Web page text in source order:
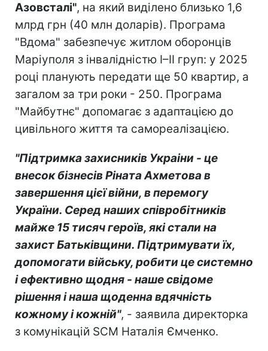
Азовсталі", на який виділено близько 1,6
млрд грн (40 млн доларів). Програма
"Вдома" забезпечує житлом оборонців
Маріуполя з інвалідністю I–II груп: у 2025
році планують передати ще 50 квартир, а
загалом за три роки - 250. Програма
"Майбутнє" допомагає з адаптацією до
цивільного життя та самореалізацією.
"Підтримка захисників Украіни - це
внесок бізнесів Ріната Ахметова в
завершення цієї війни, в перемогу
України. Серед наших співробітників
майже 15 тисяч героїв, які стали на
захист Батьківщини. Підтримувати їх,
допомогати війську, робити це системно
і ефективно щодня - наше свідоме
рішення і наша щоденна вдячність
кожному і кожній", - заявила директорка
з комунікацій SCM Наталія Ємченко.